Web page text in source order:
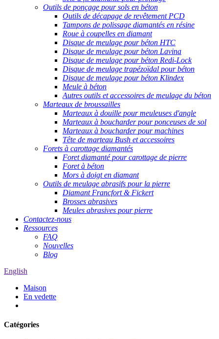
Outils de ponçage pour sols en béton
Outils de décapage de revêtement PCD
Tampons de polissage diamantés en résine
Roue à coupelles en diamant
Disque de meulage pour béton HTC
Disque de meulage pour béton Lavina
Disque de meulage pour béton Redi-Lock
Disque de meulage trapézoïdal pour béton
Disque de meulage pour béton Klindex
Meule à béton
Autres outils et accessoires de meulage du béton
Marteaux de broussailles
Marteaux à douille pour meuleuses d'angle
Marteaux à boucharder pour ponceuses de sol
Marteaux à boucharder pour machines
Tête de marteau Bush et accessoires
Forets à carottage diamantés
Foret diamanté pour carottage de pierre
Foret à béton
Mors à doigt en diamant
Outils de meulage abrasifs pour la pierre
Diamant Francfort & Fickert
Brosses abrasives
Meules abrasives pour pierre
Contactez-nous
Ressources
FAQ
Nouvelles
Blog
English
Maison
En vedette
Catégories